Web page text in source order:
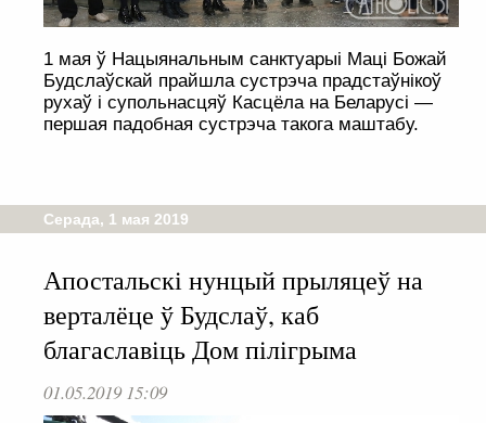
1 мая ў Нацыянальным санктуарыі Маці Божай
Будслаўскай прайшла сустрэча прадстаўнікоў
рухаў і супольнасцяў Касцёла на Беларусі —
першая падобная сустрэча такога маштабу.
Серада, 1 мая 2019
Апостальскі нунцый прыляцеў на
верталёце ў Будслаў, каб
благаславіць Дом пілігрыма
01.05.2019 15:09